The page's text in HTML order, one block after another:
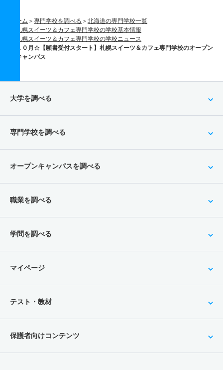
ホーム 専門学校を調べる
北海道の専門学校一覧
札幌スイーツ＆カフェ専門学校の学校基本情報
札幌スイーツ＆カフェ専門学校の学校ニュース
１０月☆【願書受付スタート】札幌スイーツ＆カフェ専門学校のオープン
キャンパス
大学を調べる
専門学校を調べる
オープンキャンパスを調べる
職業を調べる
学問を調べる
マイページ
テスト・教材
保護者向けコンテンツ